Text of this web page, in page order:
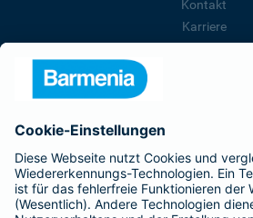
Kontakt
Karriere
Barmenia ist Teil der
BELIEBTE
Kranken-